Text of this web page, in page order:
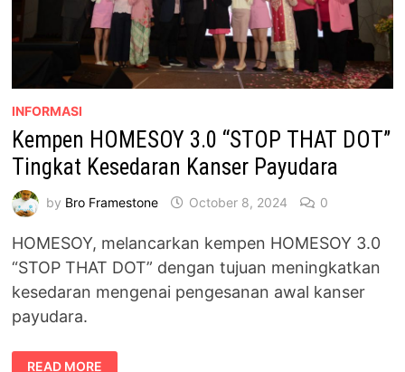
INFORMASI
Kempen HOMESOY 3.0 “STOP THAT DOT”
Tingkat Kesedaran Kanser Payudara
by Bro Framestone October 8, 2024 0
HOMESOY, melancarkan kempen HOMESOY 3.0
“STOP THAT DOT” dengan tujuan meningkatkan
kesedaran mengenai pengesanan awal kanser
payudara.
KEMPEN
READ MORE